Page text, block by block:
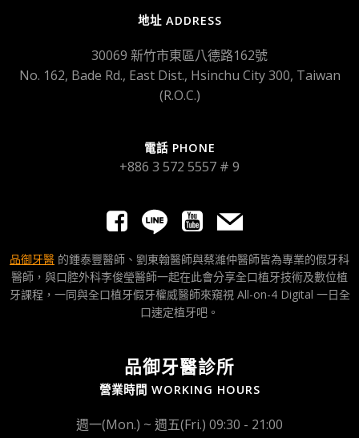
地址 ADDRESS
30069 新竹市東區八德路162號
No. 162, Bade Rd., East Dist., Hsinchu City 300, Taiwan
(R.O.C.)
電話 PHONE
+886 3 572 5557 # 9
品御牙醫 的鍾泰豐醫師、劉東翰醫師與蔡濰仲醫師皆為專業的假牙科
醫師，與口腔外科李俊瑩醫師一起在此會分享全口植牙技術及數位植
牙課程，一同與全口植牙假牙權威醫師來窺視 All-on-4 Digital 一日全
口速定植牙吧。
品御牙醫診所
營業時間 WORKING HOURS
週一(Mon.) ~ 週五(Fri.) 09:30 - 21:00